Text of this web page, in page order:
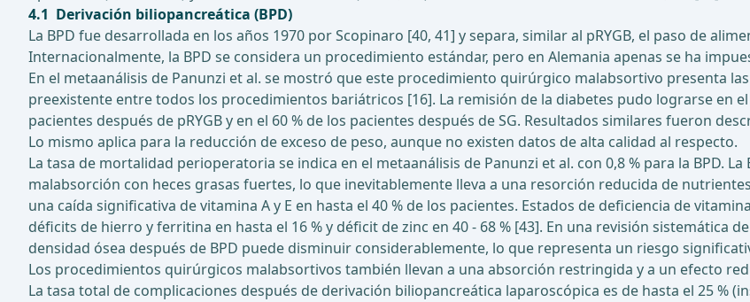
4.1 Derivación biliopancreática (BPD)
La BPD fue desarrollada en los años 1970 por Scopinaro [40, 41] y separa, similar al pRYGB, el paso de
Internacionalmente, la BPD se considera un procedimiento estándar, pero en Alemania apenas se ha
En el metaanálisis de Panunzi et al. se mostró que este procedimiento quirúrgico malabsortivo presenta
preexistente entre todos los procedimientos bariátricos [16]. La remisión de la diabetes pudo lograrse en el
pacientes después de pRYGB y en el 60 % de los pacientes después de SG. Resultados similares fueron
Lo mismo aplica para la reducción de exceso de peso, aunque no existen datos de alta calidad al respecto.
La tasa de mortalidad perioperatoria se indica en el metaanálisis de Panunzi et al. con 0,8 % para la BPD.
malabsorción con heces grasas fuertes, lo que inevitablemente lleva a una resorción reducida de
una caída significativa de vitamina A y E en hasta el 40 % de los pacientes. Estados de deficiencia de
déficits de hierro y ferritina en hasta el 16 % y déficit de zinc en 40 - 68 % [43]. En una revisión sistemática
densidad ósea después de BPD puede disminuir considerablemente, lo que representa un riesgo
Los procedimientos quirúrgicos malabsortivos también llevan a una absorción restringida y a un efecto
La tasa total de complicaciones después de derivación biliopancreática laparoscópica es de hasta el 25 %